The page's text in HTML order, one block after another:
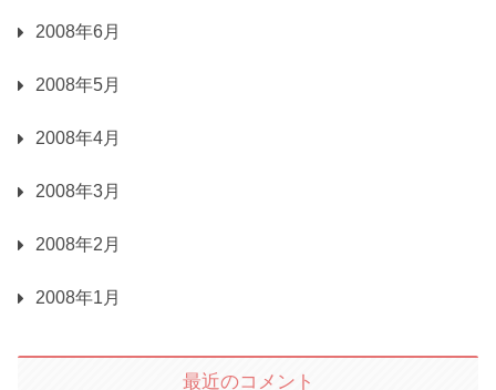
2008年6月
2008年5月
2008年4月
2008年3月
2008年2月
2008年1月
最近のコメント